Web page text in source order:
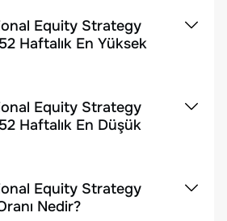
Equity Strategy
Haftalık En Yüksek
Equity Strategy
Haftalık En Düşük
Equity Strategy
Nedir?